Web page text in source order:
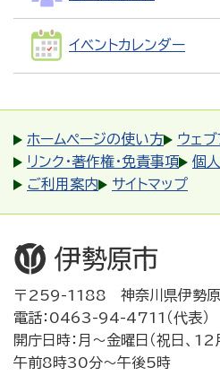
イベントカレンダー
ホームページの使い方
ウェ
リンク・著作権・免責事項
個
ご利用案内
サイトマップ
〒259-1188 神奈川県伊勢
電話：0463-94-4711（代表）
開庁日時：月～金曜日（祝日、
午前8時30分～午後5時